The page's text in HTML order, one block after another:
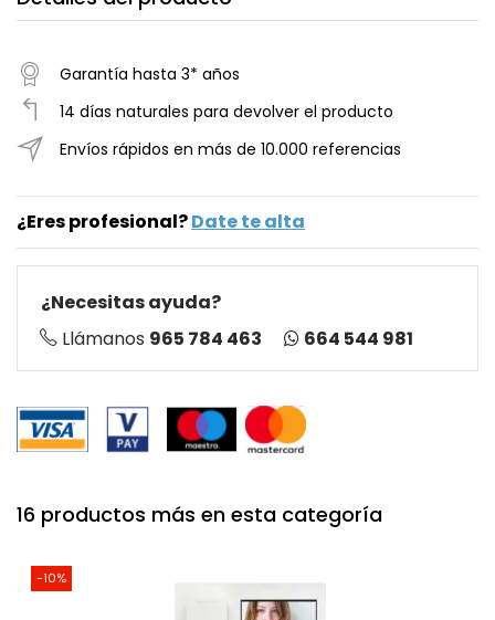
Garantía hasta 3* años
14 días naturales para devolver el producto
Envíos rápidos en más de 10.000 referencias
¿Eres profesional?Date te alta
¿Necesitas ayuda?
Llámanos 965 784 463 664 544 981
16 productos más en esta categoría
-10%